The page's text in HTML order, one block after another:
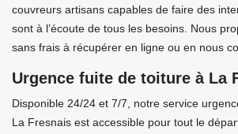
couvreurs artisans capables de faire des
sont à l’écoute de tous les besoins. Nous
sans frais à récupérer en ligne ou en nous
Urgence fuite de toiture à La
Disponible 24/24 et 7/7, notre service
La Fresnais est accessible pour tout le